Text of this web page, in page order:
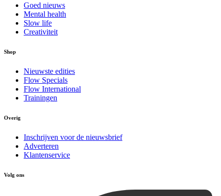
Goed nieuws
Mental health
Slow life
Creativiteit
Shop
Nieuwste edities
Flow Specials
Flow International
Trainingen
Overig
Inschrijven voor de nieuwsbrief
Adverteren
Klantenservice
Volg ons